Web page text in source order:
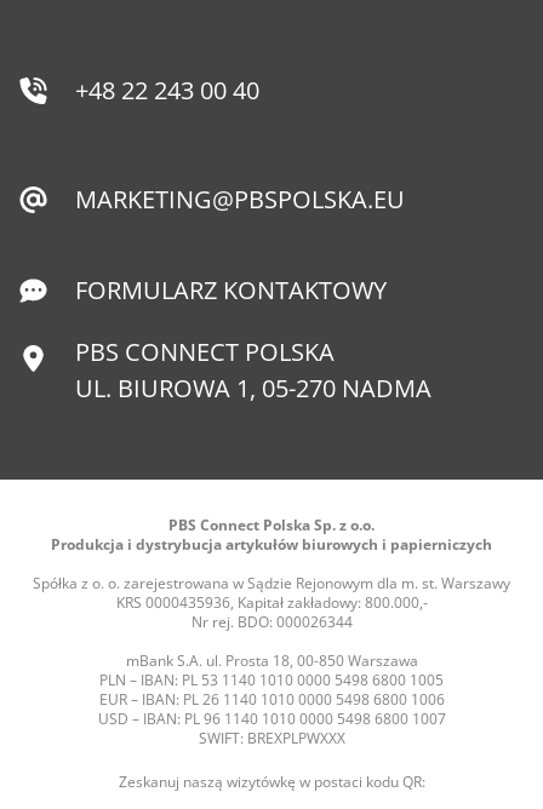
+48 22 243 00 40
MARKETING@PBSPOLSKA.EU
FORMULARZ KONTAKTOWY
PBS CONNECT POLSKA
UL. BIUROWA 1, 05-270 NADMA
PBS Connect Polska Sp. z o.o.
Produkcja i dystrybucja artykułów biurowych i papierniczych
Spółka z o. o. zarejestrowana w Sądzie Rejonowym dla m. st. Warszawy
KRS 0000435936, Kapitał zakładowy: 800.000,-
Nr rej. BDO: 000026344
mBank S.A. ul. Prosta 18, 00-850 Warszawa
PLN – IBAN: PL 53 1140 1010 0000 5498 6800 1005
EUR – IBAN: PL 26 1140 1010 0000 5498 6800 1006
USD – IBAN: PL 96 1140 1010 0000 5498 6800 1007
SWIFT: BREXPLPWXXX
Zeskanuj naszą wizytówkę w postaci kodu QR: